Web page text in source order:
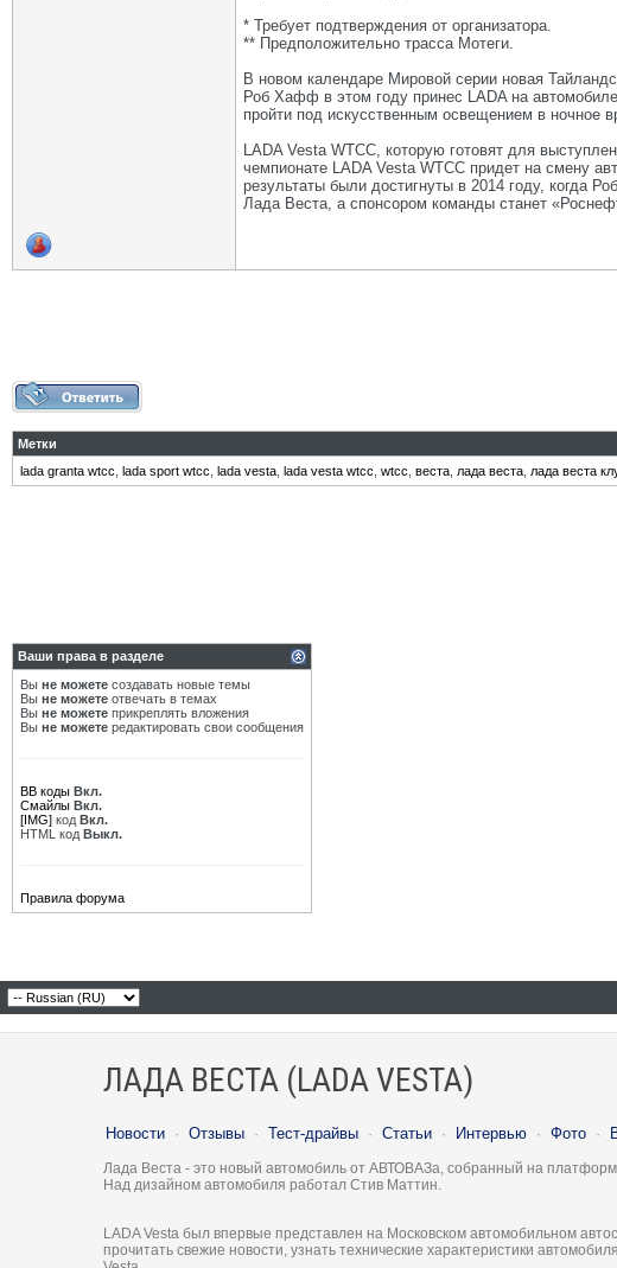
* Требует подтверждения от организатора.
** Предположительно трасса Мотеги.
В новом календаре Мировой серии новая
Роб Хафф в этом году принес LADA на
пройти под искусственным освещением в ночное
LADA Vesta WTCC, которую готовят для
чемпионате LADA Vesta WTCC придет на смену
результаты были достигнуты в 2014 году, когда
Лада Веста, а спонсором команды станет
Метки
lada granta wtcc lada sport wtcc lada vesta lada vesta wtcc wtcc веста лада веста лада веста
Ваши права в разделе
Вы не можете создавать новые темы
Вы не можете отвечать в темах
Вы не можете прикреплять вложения
Вы не можете редактировать свои сообщения
BB коды Вкл.
Смайлы Вкл.
[IMG] код Вкл.
HTML код Выкл.
Правила форума
ЛАДА ВЕСТА (LADA VESTA)
Новости · Отзывы · Тест-драйвы · Статьи · Интервью · Фото ·
Лада Веста - это новый автомобиль от АВТОВАЗа, собранный на
Над дизайном автомобиля работал Стив Маттин.
LADA Vesta был впервые представлен на Московском автомобильном
прочитать свежие новости, узнать технические характеристики